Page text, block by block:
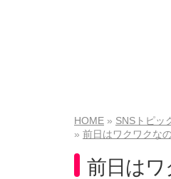
HOME SNSトピッ
前日はワクワクな
前日は